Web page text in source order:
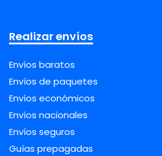
Realizar envíos
Envíos baratos
Envíos de paquetes
Envíos económicos
Envíos nacionales
Envíos seguros
Guías prepagadas